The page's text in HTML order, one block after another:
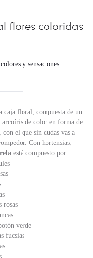
flores coloridas
y sensaciones.
caja floral, compuesta de un
de color en forma de
el que sin dudas vas a
Con hortensias,
está compuesto por:
rosas
verde
fucsias